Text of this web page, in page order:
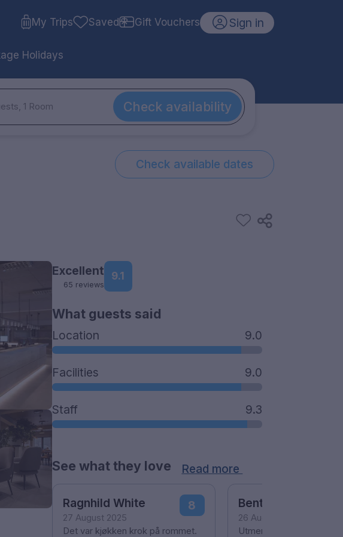
My Trips Saved Gift Vouchers Sign in
Holidays
1 Room Check availability
Check available dates
Excellent
65 reviews
9.1
What guests said
Location 9.0
Facilities 9.0
Staff 9.3
See what they love Read more
Ragnhild White
27 August 2025
8
Det var kjøkken krok på rommet.
Bente Kristine
26 August 2025
Utmerker, vennlig og